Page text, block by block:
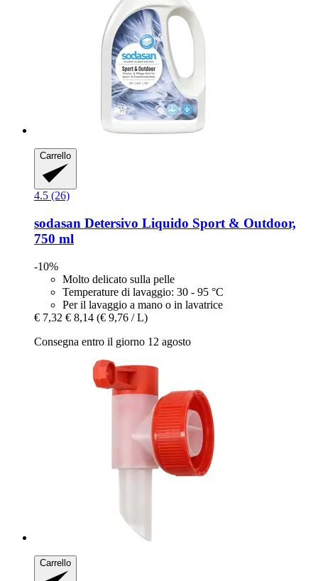
Carrello
4.5 (26)
sodasan Detersivo Liquido Sport & Outdoor,
750 ml
-10%
Molto delicato sulla pelle
Temperature di lavaggio: 30 - 95 °C
Per il lavaggio a mano o in lavatrice
€ 7,32 € 8,14 (€ 9,76 / L)
Consegna entro il giorno 12 agosto
Carrello